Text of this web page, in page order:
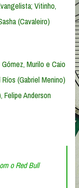
Vitinho,
(Cavaleiro)
Murilo e Caio
(Gabriel Menino)
Felipe Anderson
o Red Bull